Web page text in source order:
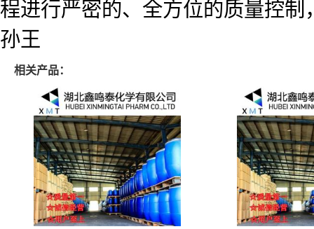
程进行严密的、全方位的质量控
孙王
相关产品：